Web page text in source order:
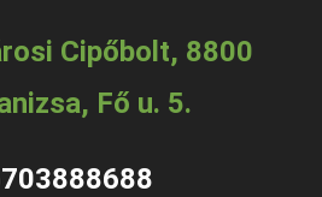
Cipőbolt, 8800
Fő u. 5.